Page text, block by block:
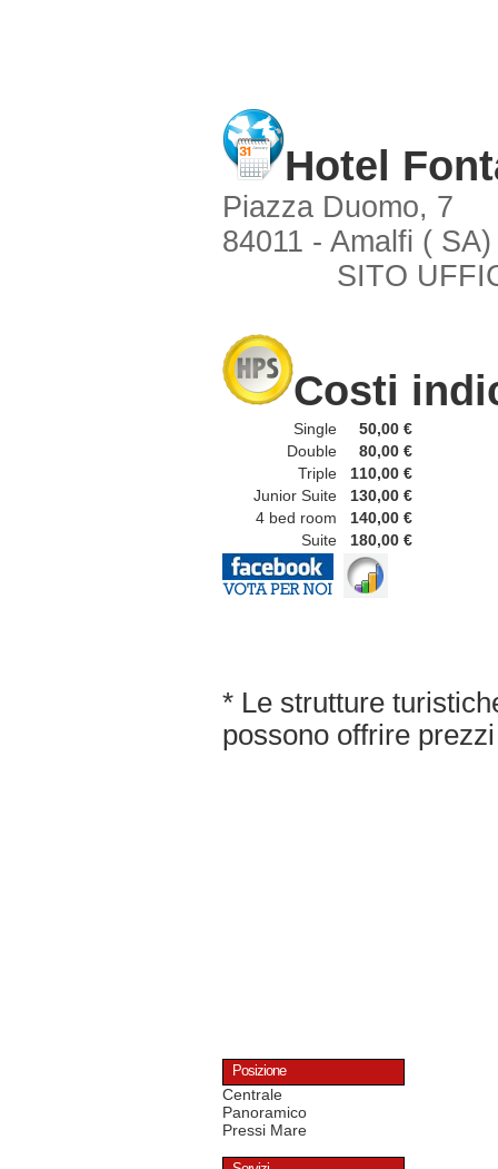
Hotel
Piazza Duomo, 7
84011 - Amalfi ( SA)
SITO
Costi
Single
50,00 €
Double
80,00 €
Triple
110,00 €
Junior Suite
130,00 €
4 bed room
140,00 €
Suite
180,00 €
* Le strutture
possono offrire
Posizione
Centrale
Panoramico
Pressi Mare